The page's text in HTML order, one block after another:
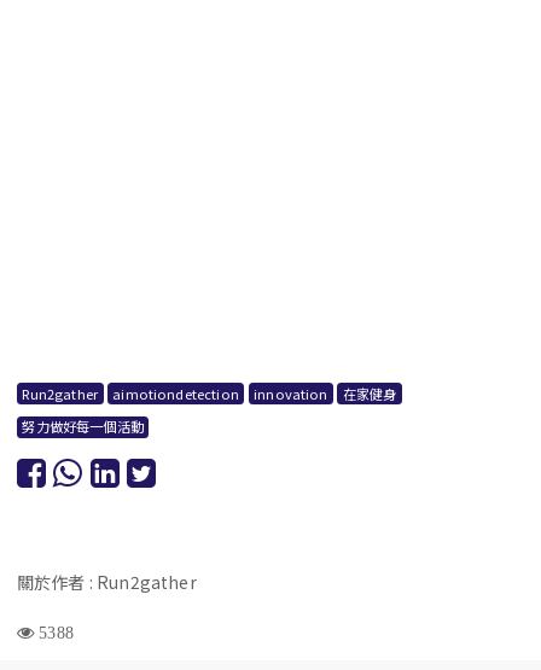
Run2gather aimotiondetection innovation
在家健身
努力做好每一個活動
關於作者 : Run2gather
5388